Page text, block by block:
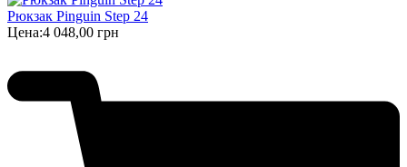
Рюкзак Pinguin Step 24
Цена:4 048,00 грн